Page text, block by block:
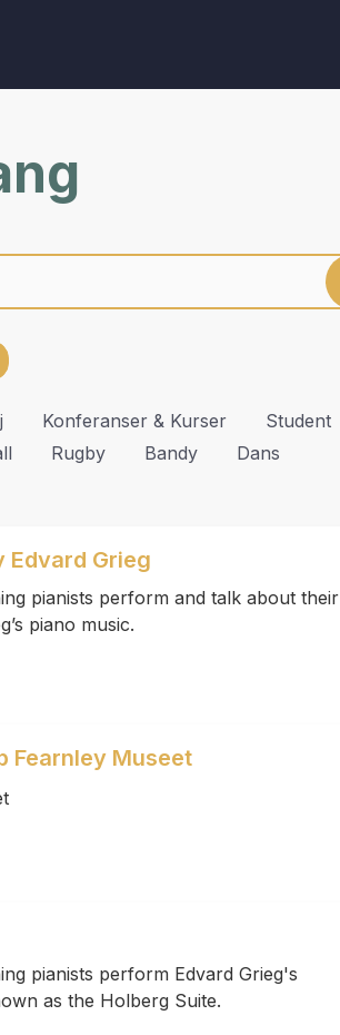
Konferanser & Kurser
Student
Rugby Bandy
Dans
Edvard Grieg
pianists perform and talk about their
piano music.
Fearnley Museet
pianists perform Edvard Grieg's
as the Holberg Suite.